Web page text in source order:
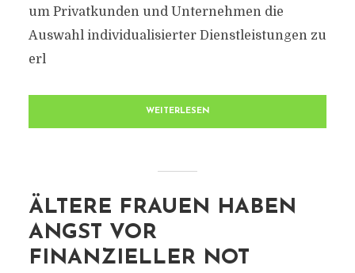
um Privatkunden und Unternehmen die
Auswahl individualisierter Dienstleistungen zu
erl
WEITERLESEN
ÄLTERE FRAUEN HABEN
ANGST VOR
FINANZIELLER NOT